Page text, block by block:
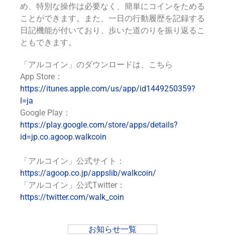
め、特別な操作は必要なく、簡単にコインをためる
ことができます。また、一日の行動履歴を記録する
日記機能が付いており、歩いた道のりを振り返るこ
ともできます。
「アルコイン」のダウンロードは、こちら
App Store：
https://itunes.apple.com/us/app/id1449250359?
l=ja
Google Play：
https://play.google.com/store/apps/details?
id=jp.co.agoop.walkcoin
「アルコイン」公式サイト：
https://agoop.co.jp/appslib/walkcoin/
「アルコイン」公式Twitter：
https://twitter.com/walk_coin
お知らせ一覧